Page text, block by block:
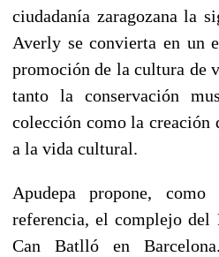
ciudadanía zaragozana la
Averly se convierta en un
promoción de la cultura de
tanto la conservación
colección como la creación
a la vida cultural.
Apudepa propone,
referencia, el complejo del
Can Batlló en